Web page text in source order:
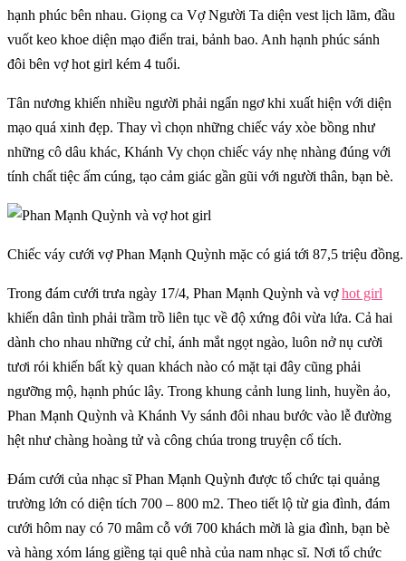
hạnh phúc bên nhau. Giọng ca Vợ Người Ta diện vest lịch lãm, đầu
vuốt keo khoe diện mạo điển trai, bảnh bao. Anh hạnh phúc sánh
đôi bên vợ hot girl kém 4 tuổi.
Tân nương khiến nhiều người phải ngẩn ngơ khi xuất hiện với diện
mạo quá xinh đẹp. Thay vì chọn những chiếc váy xòe bồng như
những cô dâu khác, Khánh Vy chọn chiếc váy nhẹ nhàng đúng với
tính chất tiệc ấm cúng, tạo cảm giác gần gũi với người thân, bạn bè.
Chiếc váy cưới vợ Phan Mạnh Quỳnh mặc có giá tới 87,5 triệu đồng.
Trong đám cưới trưa ngày 17/4, Phan Mạnh Quỳnh và vợhot girl
khiến dân tình phải trầm trồ liên tục về độ xứng đôi vừa lứa. Cả hai
dành cho nhau những cử chỉ, ánh mắt ngọt ngào, luôn nở nụ cười
tươi rói khiến bất kỳ quan khách nào có mặt tại đây cũng phải
ngưỡng mộ, hạnh phúc lây. Trong khung cảnh lung linh, huyền ảo,
Phan Mạnh Quỳnh và Khánh Vy sánh đôi nhau bước vào lễ đường
hệt như chàng hoàng tử và công chúa trong truyện cổ tích.
Đám cưới của nhạc sĩ Phan Mạnh Quỳnh được tổ chức tại quảng
trường lớn có diện tích 700 – 800 m2. Theo tiết lộ từ gia đình, đám
cưới hôm nay có 70 mâm cỗ với 700 khách mời là gia đình, bạn bè
và hàng xóm láng giềng tại quê nhà của nam nhạc sĩ. Nơi tổ chức